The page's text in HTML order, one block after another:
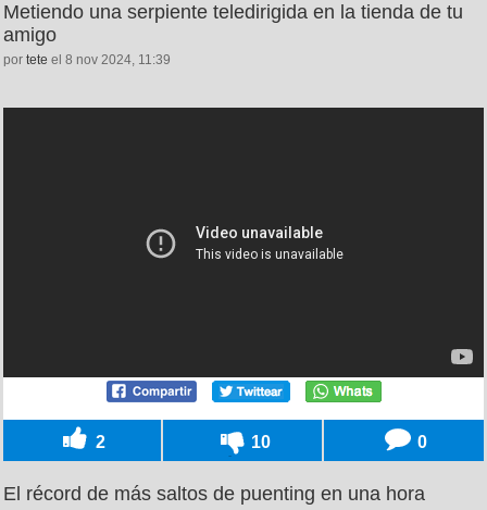
Metiendo una serpiente teledirigida en la tienda de tu
amigo
por tete el 8 nov 2024, 11:39
2 10 0
El récord de más saltos de puenting en una hora